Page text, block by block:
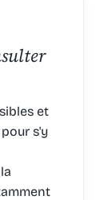
et
s'y